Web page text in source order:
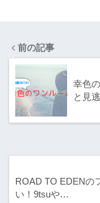
前の記事
幸色
と見
ROAD TO EDENの
い！9tsuや…